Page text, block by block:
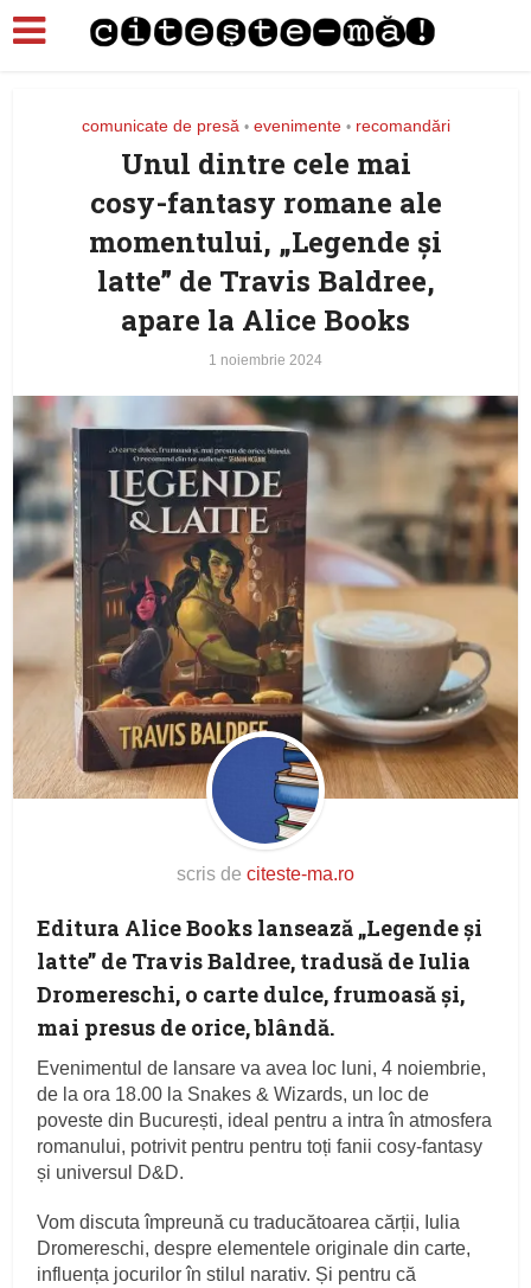
comunicate de presă • evenimente • recomandări
Unul dintre cele mai
cosy-fantasy romane ale
momentului, „Legende și
latte” de Travis Baldree,
apare la Alice Books
1 noiembrie 2024
scris de citeste-ma.ro
Editura Alice Books lansează „Legende și
latte” de Travis Baldree, tradusă de Iulia
Dromereschi, o carte dulce, frumoasă și,
mai presus de orice, blândă.
Evenimentul de lansare va avea loc luni, 4 noiembrie,
de la ora 18.00 la Snakes & Wizards, un loc de
poveste din București, ideal pentru a intra în atmosfera
romanului, potrivit pentru pentru toți fanii cosy-fantasy
și universul D&D.
Vom discuta împreună cu traducătoarea cărții, Iulia
Dromereschi, despre elementele originale din carte,
influența jocurilor în stilul narativ. Și pentru că